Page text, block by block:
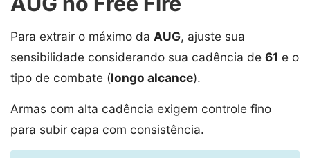
Para extrair o máximo da AUG, ajuste sua
sensibilidade considerando sua cadência de 61 e o
tipo de combate (longo alcance).
Armas com alta cadência exigem controle fino
para subir capa com consistência.